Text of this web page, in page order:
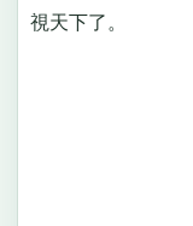
視天下了。